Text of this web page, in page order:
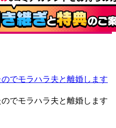
でモラハラ夫と離婚します
でモラハラ夫と離婚します